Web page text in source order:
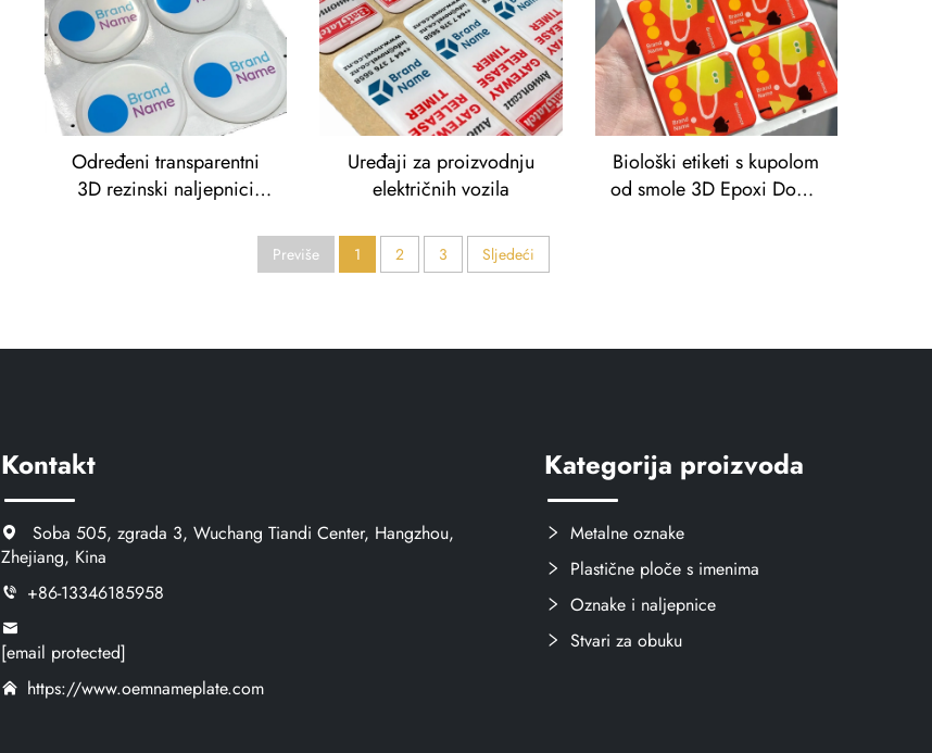
Određeni transparentni
3D rezinski naljepnici
Uređaji za proizvodnju
električnih vozila
Biološki etiketi s kupolom
od smole 3D Epoxi Dome
Previše 1 2 3 Sljedeći
Kontakt
Soba 505, zgrada 3, Wuchang Tiandi Center, Hangzhou,
Zhejiang, Kina
+86-13346185958
[email protected]
https://www.oemnameplate.com
Kategorija proizvoda
Metalne oznake
Plastične ploče s imenima
Oznake i naljepnice
Stvari za obuku